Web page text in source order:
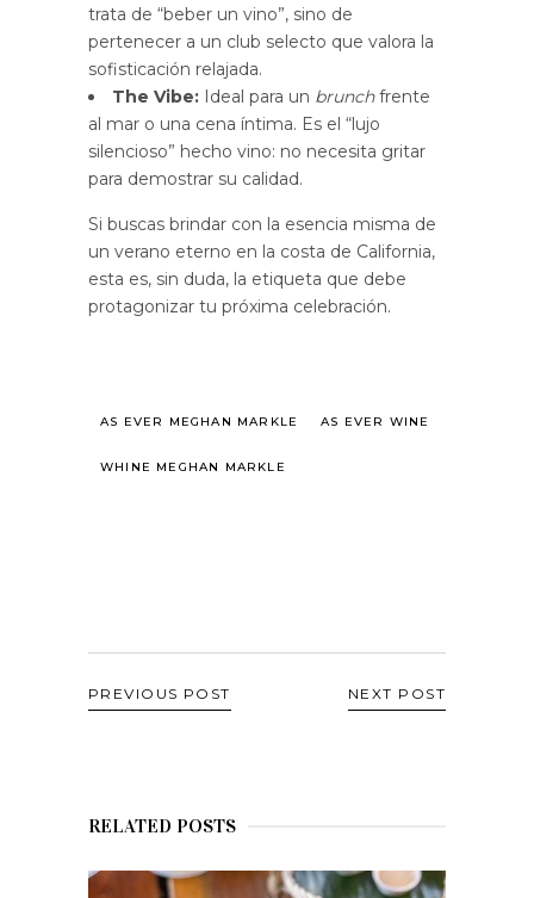
trata de “beber un vino”, sino de
pertenecer a un club selecto que valora la
sofisticación relajada.
The Vibe: Ideal para un brunchfrente
al mar o una cena íntima. Es el “lujo
silencioso” hecho vino: no necesita gritar
para demostrar su calidad.
Si buscas brindar con la esencia misma de
un verano eterno en la costa de California,
esta es, sin duda, la etiqueta que debe
protagonizar tu próxima celebración.
AS EVER MEGHAN MARKLE AS EVER WINE
WHINE MEGHAN MARKLE
PREVIOUS POST NEXT POST
RELATED POSTS